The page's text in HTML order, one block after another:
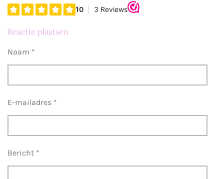
Reactie plaatsen
Naam *
E-mailadres *
Bericht *